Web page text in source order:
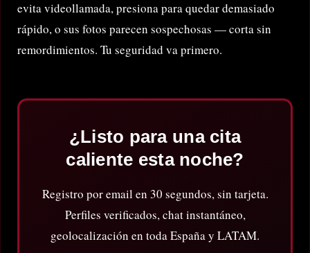
evita videollamada, presiona para quedar demasiado
rápido, o sus fotos parecen sospechosas — corta sin
remordimientos. Tu seguridad va primero.
¿Listo para una cita
caliente esta noche?
Registro por email en 30 segundos, sin tarjeta.
Perfiles verificados, chat instantáneo,
geolocalización en toda España y LATAM.